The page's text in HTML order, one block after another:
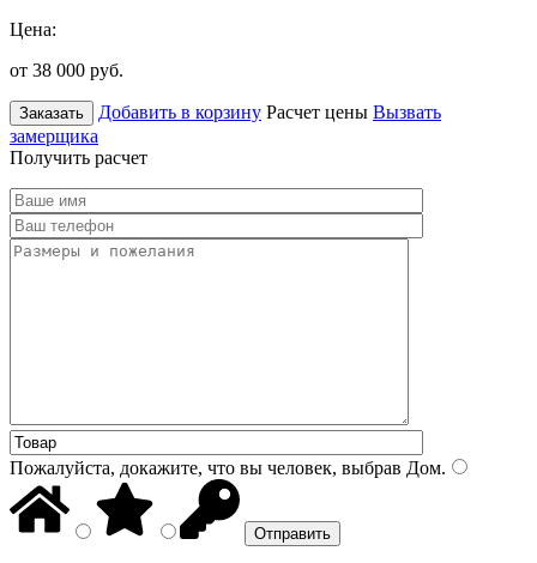
Цена:
от 38 000 руб.
Заказать Добавить в корзину Расчет цены Вызвать
замерщика
Получить расчет
Пожалуйста, докажите, что вы человек, выбрав Дом.